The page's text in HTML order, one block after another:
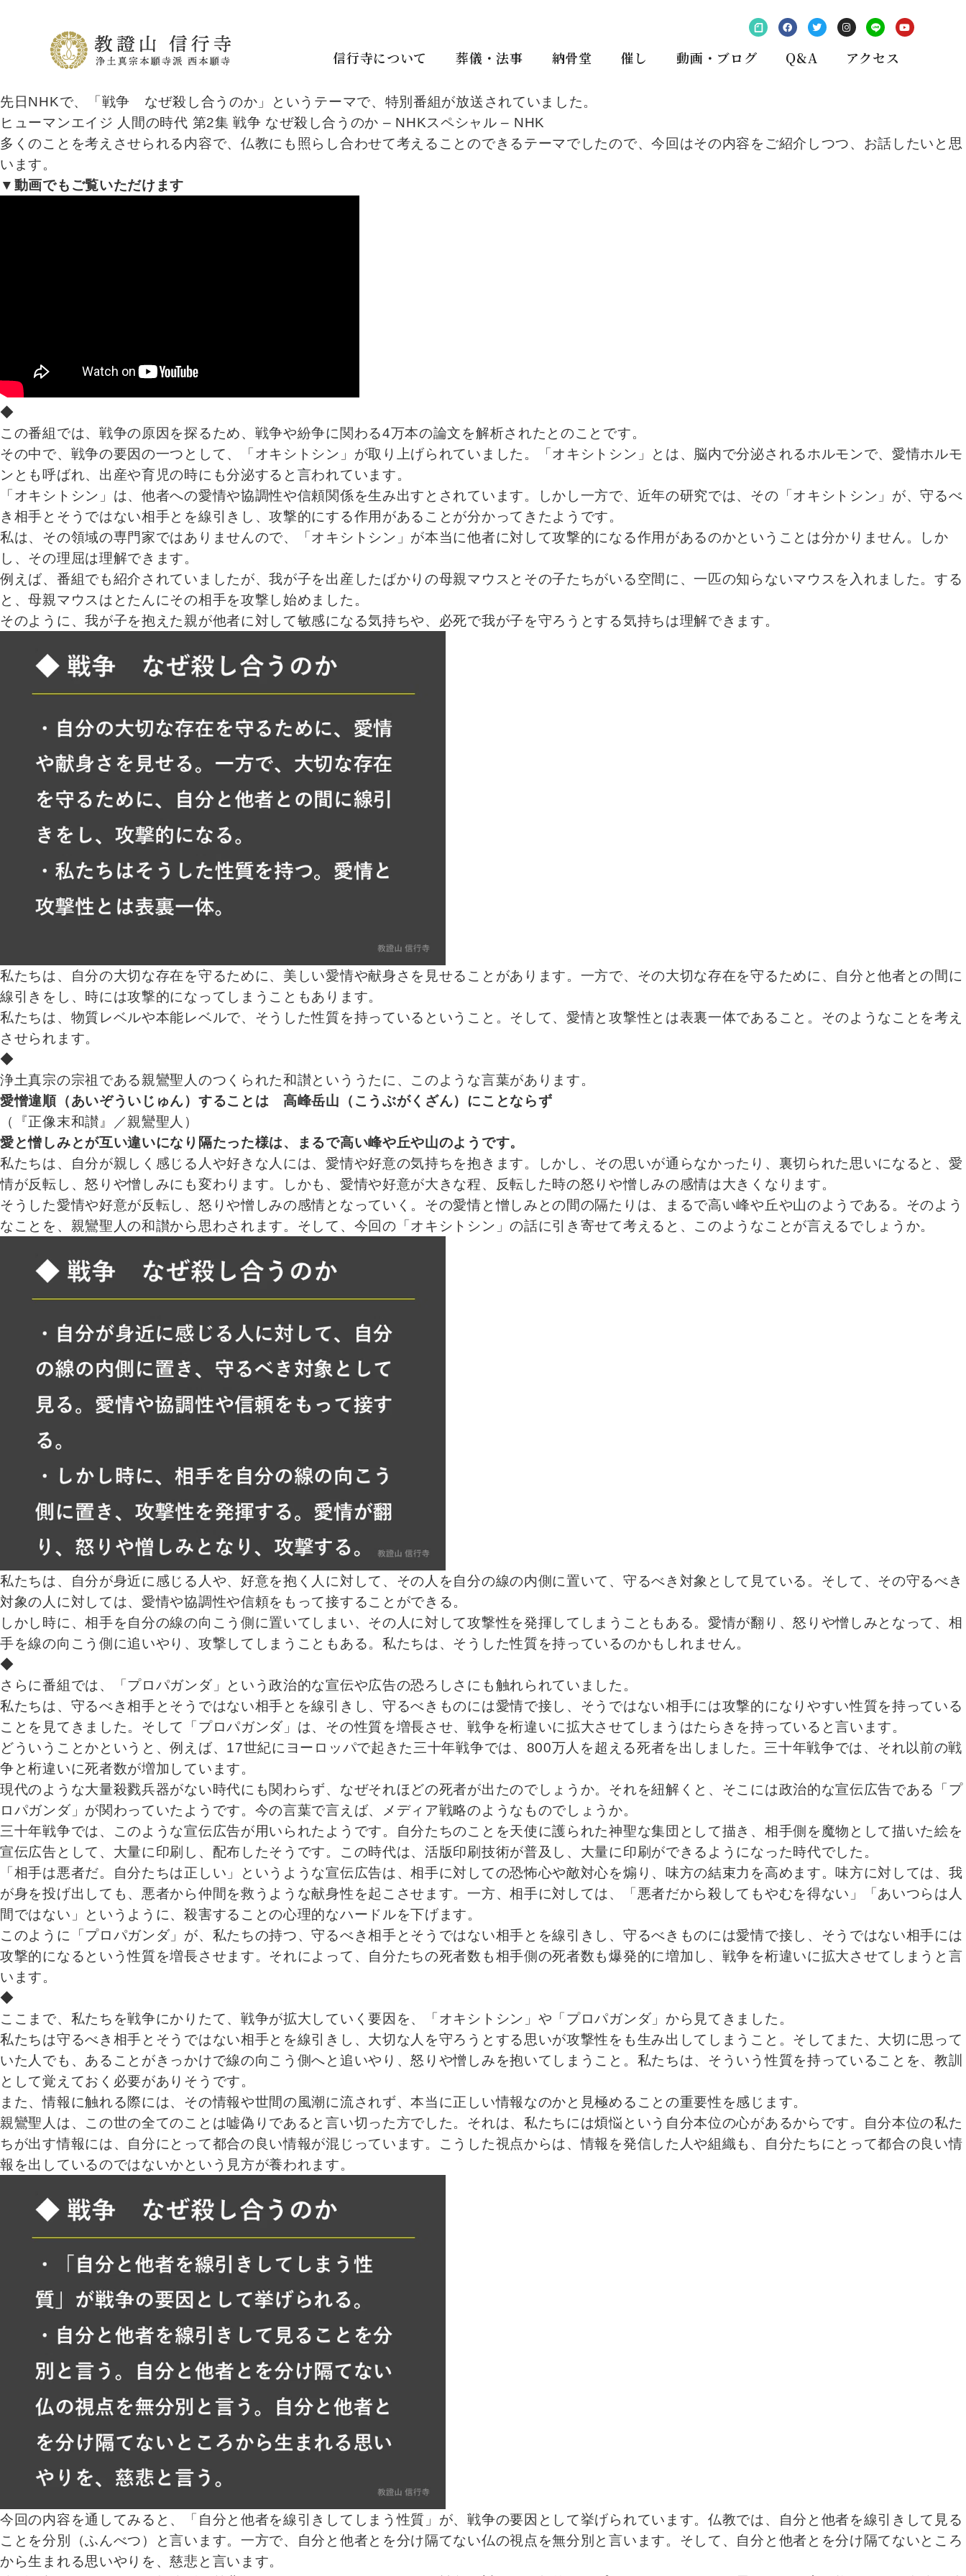
信行寺について 葬儀・法事 納骨堂 催し 動画・ブログ Q&A アクセス
先日NHKで、「戦争 なぜ殺し合うのか」というテーマで、特別番組が放送されていました。
ヒューマンエイジ 人間の時代 第2集 戦争 なぜ殺し合うのか – NHKスペシャル – NHK
多くのことを考えさせられる内容で、仏教にも照らし合わせて考えることのできるテーマでしたので、今回はその内容をご紹介しつつ、お話したいと思
います。
▼動画でもご覧いただけます
◆
この番組では、戦争の原因を探るため、戦争や紛争に関わる4万本の論文を解析されたとのことです。
その中で、戦争の要因の一つとして、「オキシトシン」が取り上げられていました。「オキシトシン」とは、脳内で分泌されるホルモンで、愛情ホルモ
ンとも呼ばれ、出産や育児の時にも分泌すると言われています。
「オキシトシン」は、他者への愛情や協調性や信頼関係を生み出すとされています。しかし一方で、近年の研究では、その「オキシトシン」が、守るべ
き相手とそうではない相手とを線引きし、攻撃的にする作用があることが分かってきたようです。
私は、その領域の専門家ではありませんので、「オキシトシン」が本当に他者に対して攻撃的になる作用があるのかということは分かりません。しか
し、その理屈は理解できます。
例えば、番組でも紹介されていましたが、我が子を出産したばかりの母親マウスとその子たちがいる空間に、一匹の知らないマウスを入れました。する
と、母親マウスはとたんにその相手を攻撃し始めました。
そのように、我が子を抱えた親が他者に対して敏感になる気持ちや、必死で我が子を守ろうとする気持ちは理解できます。
私たちは、自分の大切な存在を守るために、美しい愛情や献身さを見せることがあります。一方で、その大切な存在を守るために、自分と他者との間に
線引きをし、時には攻撃的になってしまうこともあります。
私たちは、物質レベルや本能レベルで、そうした性質を持っているということ。そして、愛情と攻撃性とは表裏一体であること。そのようなことを考え
させられます。
◆
浄土真宗の宗祖である親鸞聖人のつくられた和讃といううたに、このような言葉があります。
愛憎違順（あいぞういじゅん）することは 高峰岳山（こうぶがくざん）にことならず
（『正像末和讃』／親鸞聖人）
愛と憎しみとが互い違いになり隔たった様は、まるで高い峰や丘や山のようです。
私たちは、自分が親しく感じる人や好きな人には、愛情や好意の気持ちを抱きます。しかし、その思いが通らなかったり、裏切られた思いになると、愛
情が反転し、怒りや憎しみにも変わります。しかも、愛情や好意が大きな程、反転した時の怒りや憎しみの感情は大きくなります。
そうした愛情や好意が反転し、怒りや憎しみの感情となっていく。その愛情と憎しみとの間の隔たりは、まるで高い峰や丘や山のようである。そのよう
なことを、親鸞聖人の和讃から思わされます。そして、今回の「オキシトシン」の話に引き寄せて考えると、このようなことが言えるでしょうか。
私たちは、自分が身近に感じる人や、好意を抱く人に対して、その人を自分の線の内側に置いて、守るべき対象として見ている。そして、その守るべき
対象の人に対しては、愛情や協調性や信頼をもって接することができる。
しかし時に、相手を自分の線の向こう側に置いてしまい、その人に対して攻撃性を発揮してしまうこともある。愛情が翻り、怒りや憎しみとなって、相
手を線の向こう側に追いやり、攻撃してしまうこともある。私たちは、そうした性質を持っているのかもしれません。
◆
さらに番組では、「プロパガンダ」という政治的な宣伝や広告の恐ろしさにも触れられていました。
私たちは、守るべき相手とそうではない相手とを線引きし、守るべきものには愛情で接し、そうではない相手には攻撃的になりやすい性質を持っている
ことを見てきました。そして「プロパガンダ」は、その性質を増長させ、戦争を桁違いに拡大させてしまうはたらきを持っていると言います。
どういうことかというと、例えば、17世紀にヨーロッパで起きた三十年戦争では、800万人を超える死者を出しました。三十年戦争では、それ以前の戦
争と桁違いに死者数が増加しています。
現代のような大量殺戮兵器がない時代にも関わらず、なぜそれほどの死者が出たのでしょうか。それを紐解くと、そこには政治的な宣伝広告である「プ
ロパガンダ」が関わっていたようです。今の言葉で言えば、メディア戦略のようなものでしょうか。
三十年戦争では、このような宣伝広告が用いられたようです。自分たちのことを天使に護られた神聖な集団として描き、相手側を魔物として描いた絵を
宣伝広告として、大量に印刷し、配布したそうです。この時代は、活版印刷技術が普及し、大量に印刷ができるようになった時代でした。
「相手は悪者だ。自分たちは正しい」というような宣伝広告は、相手に対しての恐怖心や敵対心を煽り、味方の結束力を高めます。味方に対しては、我
が身を投げ出しても、悪者から仲間を救うような献身性を起こさせます。一方、相手に対しては、「悪者だから殺してもやむを得ない」「あいつらは人
間ではない」というように、殺害することの心理的なハードルを下げます。
このように「プロパガンダ」が、私たちの持つ、守るべき相手とそうではない相手とを線引きし、守るべきものには愛情で接し、そうではない相手には
攻撃的になるという性質を増長させます。それによって、自分たちの死者数も相手側の死者数も爆発的に増加し、戦争を桁違いに拡大させてしまうと言
います。
◆
ここまで、私たちを戦争にかりたて、戦争が拡大していく要因を、「オキシトシン」や「プロパガンダ」から見てきました。
私たちは守るべき相手とそうではない相手とを線引きし、大切な人を守ろうとする思いが攻撃性をも生み出してしまうこと。そしてまた、大切に思って
いた人でも、あることがきっかけで線の向こう側へと追いやり、怒りや憎しみを抱いてしまうこと。私たちは、そういう性質を持っていることを、教訓
として覚えておく必要がありそうです。
また、情報に触れる際には、その情報や世間の風潮に流されず、本当に正しい情報なのかと見極めることの重要性を感じます。
親鸞聖人は、この世の全てのことは嘘偽りであると言い切った方でした。それは、私たちには煩悩という自分本位の心があるからです。自分本位の私た
ちが出す情報には、自分にとって都合の良い情報が混じっています。こうした視点からは、情報を発信した人や組織も、自分たちにとって都合の良い情
報を出しているのではないかという見方が養われます。
今回の内容を通してみると、「自分と他者を線引きしてしまう性質」が、戦争の要因として挙げられています。仏教では、自分と他者を線引きして見る
ことを分別（ふんべつ）と言います。一方で、自分と他者とを分け隔てない仏の視点を無分別と言います。そして、自分と他者とを分け隔てないところ
から生まれる思いやりを、慈悲と言います。